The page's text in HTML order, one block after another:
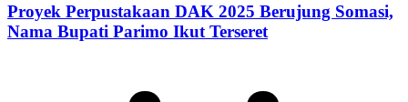
Proyek Perpustakaan DAK 2025 Berujung Somasi,
Nama Bupati Parimo Ikut Terseret